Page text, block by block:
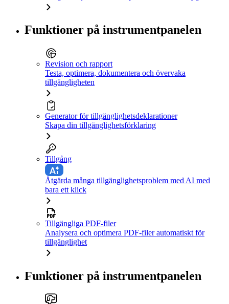
Funktioner på instrumentpanelen
Revision och rapport
Testa, optimera, dokumentera och övervaka
tillgängligheten
Generator för tillgänglighetsdeklarationer
Skapa din tillgänglighetsförklaring
Tillgång
Åtgärda många tillgänglighetsproblem med AI med
bara ett klick
Tillgängliga PDF-filer
Analysera och optimera PDF-filer automatiskt för
tillgänglighet
Funktioner på instrumentpanelen